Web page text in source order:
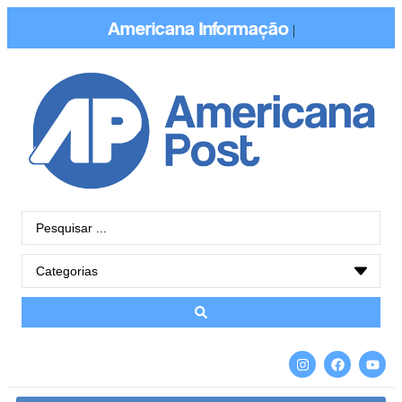
Americana Conectada |